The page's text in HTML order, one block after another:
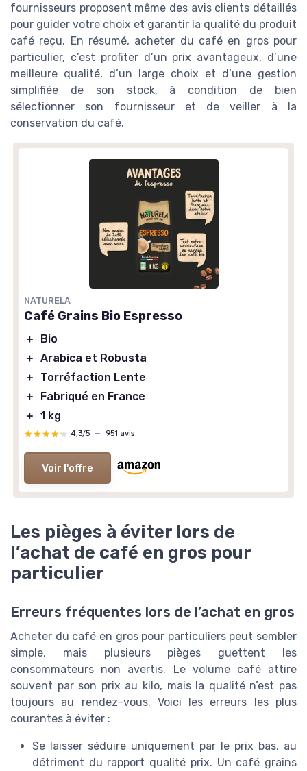
fournisseurs proposent même des avis clients détaillés
pour guider votre choix et garantir la qualité du produit
café reçu. En résumé, acheter du café en gros pour
particulier, c’est profiter d’un prix avantageux, d’une
meilleure qualité, d’un large choix et d’une gestion
simplifiée de son stock, à condition de bien
sélectionner son fournisseur et de veiller à la
conservation du café.
NATURELA
Café Grains Bio Espresso
＋
Bio
＋ Arabica et Robusta
＋
Torréfaction Lente
＋
Fabriqué en France
＋ 1 kg
★★★★★
★★★★★ 4,3/5 — 951 avis
Voir l'offre
Les pièges à éviter lors de
l’achat de café en gros pour
particulier
Erreurs fréquentes lors de l’achat en gros
Acheter du café en gros pour particuliers peut sembler
simple, mais plusieurs pièges guettent les
consommateurs non avertis. Le volume café attire
souvent par son prix au kilo, mais la qualité n’est pas
toujours au rendez-vous. Voici les erreurs les plus
courantes à éviter :
Se laisser séduire uniquement par le prix bas, au
détriment du rapport qualité prix. Un café grains